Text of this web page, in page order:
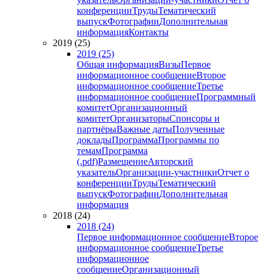
конференцииТрудыТематический
выпускФотографииДополнительная
информацияКонтакты
2019 (25)
2019 (25)
Общая информацияВизыПервое
информационное сообщениеВторое
информационное сообщениеТретье
информационное сообщениеПрограммный
комитетОрганизационный
комитетОрганизаторыСпонсоры и
партнёрыВажные датыПолученные
докладыПрограммаПрограммы по
темамПрограмма
(.pdf)РазмещениеАвторский
указательОрганизации-участникиОтчет о
конференцииТрудыТематический
выпускФотографииДополнительная
информация
2018 (24)
2018 (24)
Первое информационное сообщениеВторое
информационное сообщениеТретье
информационное
сообщениеОрганизационный